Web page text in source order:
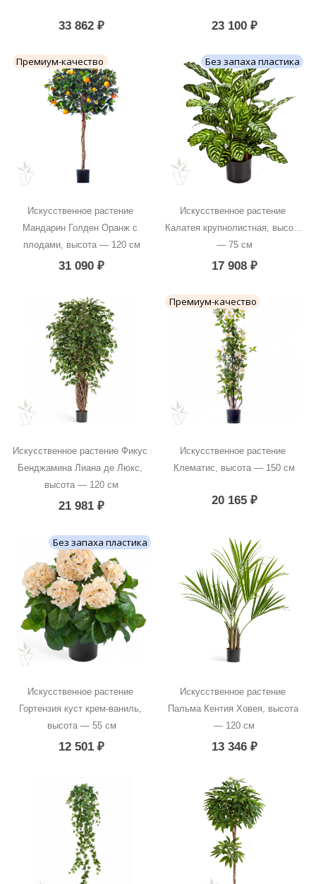
33 862₽ 23 100 ₽
Премиум-качество
Искусственное растение
Мандарин Голден Оранж с
плодами, высота — 120 см
31 090₽
Без запаха пластика
Искусственное растение
Калатея крупнолистная, высота
— 75 см
17 908 ₽
Искусственное растение Фикус
Бенджамина Лиана де Люкс,
высота — 120 см
21 981₽
Премиум-качество
Искусственное растение
Клематис, высота — 150 см
20 165 ₽
Без запаха пластика
Искусственное растение
Гортензия куст крем-ваниль,
высота — 55 см
12 501₽
Искусственное растение
Пальма Кентия Ховея, высота
— 120 см
13 346 ₽